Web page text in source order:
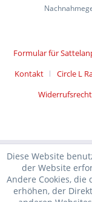
Formular für
Kontakt
Circle L
Widerrufsrecht
Diese Website
der Website
Andere Cookies,
erhöhen, der